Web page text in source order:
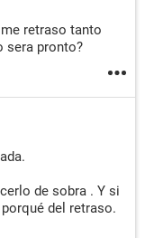
retraso tanto
sera pronto?
de sobra . Y si
del retraso.